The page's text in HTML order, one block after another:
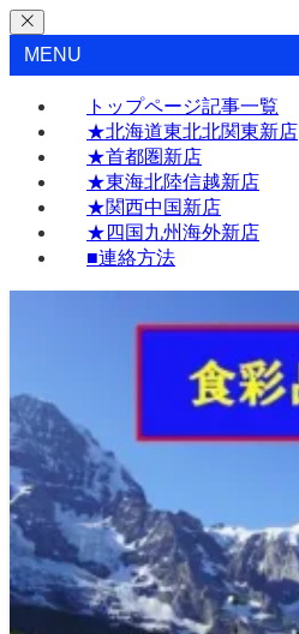
MENU
トップページ記事一覧
★北海道東北北関東新店
★首都圏新店
★東海北陸信越新店
★関西中国新店
★四国九州海外新店
■連絡方法